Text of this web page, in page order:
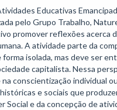
Educativas
pelo Grupo Trabalho,
promover reflexões acerca
A atividade parte da
forma isolada, mas deve ser
capitalista. Nessa
conscientização individual
e sociais que
Social e da concepção de